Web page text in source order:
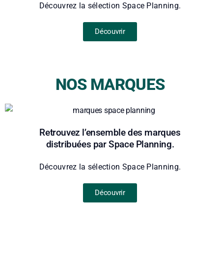
Découvrez la sélection Space Planning.
Découvrir
NOS MARQUES
Retrouvez l’ensemble des marques
distribuées par Space Planning.
Découvrez la sélection Space Planning.
Découvrir